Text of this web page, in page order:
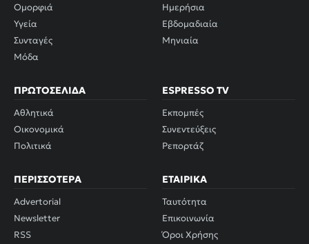
Ομορφιά
Υγεία
Συνταγές
Μόδα
Ημερήσια
Εβδομαδιαία
Μηνιαία
ΠΡΩΤΟΣΈΛΙΔΑ
Αθλητικά
Οικονομικά
Πολιτικά
ESPRESSO TV
Εκπομπές
Συνεντεύξεις
Ρεπορτάζ
ΠΕΡΙΣΣΌΤΕΡΑ
Advertorial
Newsletter
RSS
ΕΤΑΙΡΙΚΆ
Ταυτότητα
Επικοινωνία
Όροι Χρήσης